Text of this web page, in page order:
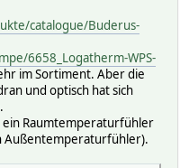
catalogue/Buderus-
6658_Logatherm-WPS-
im Sortiment. Aber die
und optisch hat sich
ein Raumtemperaturfühler
Außentemperaturfühler).